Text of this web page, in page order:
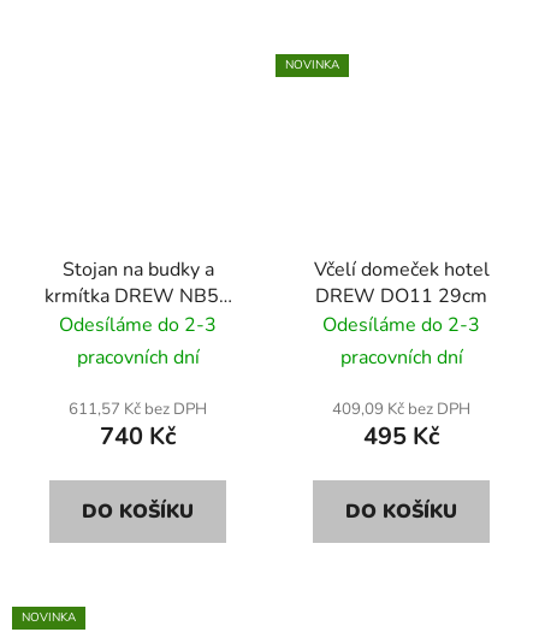
Stojan na budky a
krmítka DREW NB50
130cm
Odesíláme do 2-3
pracovních dní
611,57 Kč bez DPH
740 Kč
DO KOŠÍKU
NOVINKA
Včelí domeček hotel
DREW DO11 29cm
Odesíláme do 2-3
pracovních dní
409,09 Kč bez DPH
495 Kč
DO KOŠÍKU
NOVINKA